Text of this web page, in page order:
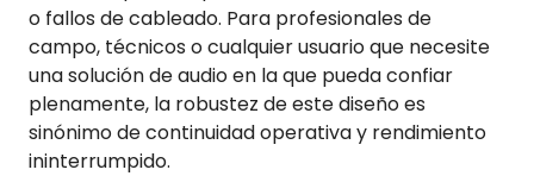
o fallos de cableado. Para profesionales de
campo, técnicos o cualquier usuario que necesite
una solución de audio en la que pueda confiar
plenamente, la robustez de este diseño es
sinónimo de continuidad operativa y rendimiento
ininterrumpido.